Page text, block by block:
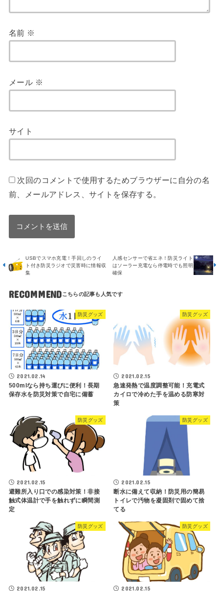
名前 ※
メール ※
サイト
次回のコメントで使用するためブラウザーに自分の名
前、メールアドレス、サイトを保存する。
USBでスマホ充電！手回しのライ
ト付き防災ラジオで災害時に情報収
集
人感センサーで省エネ！防災ライト
はソーラー充電なら停電時でも照明
確保
RECOMMEND
防災グッズ
2021.02.14
500mlなら持ち運びに便利！長期
保存水を防災対策で自宅に備蓄
防災グッズ
2021.02.15
急速発熱で温度調整可能！充電式
カイロで冷めた手を温める防寒対
策
防災グッズ
2021.02.15
避難所入り口での感染対策！非接
触式体温計で手を触れずに瞬間測
定
防災グッズ
2021.02.15
断水に備えて収納！防災用の簡易
トイレで汚物を凝固剤で固めて捨
てる
防災グッズ
2021.02.15
防災グッズ
2021.02.15